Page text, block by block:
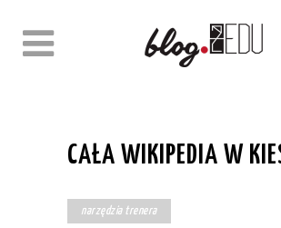
CAŁA WIKIPEDIA W
narzędzia trenera